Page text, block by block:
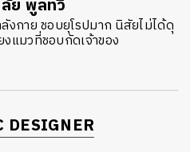
ย พูลทวี
กาย ชอบยุโรปมาก นิสัยไม่ได้ดุ
แมวที่ชอบกัดเจ้าของ
DESIGNER